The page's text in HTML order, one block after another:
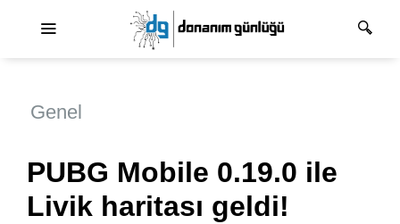
Genel
PUBG Mobile 0.19.0 ile
Livik haritası geldi!